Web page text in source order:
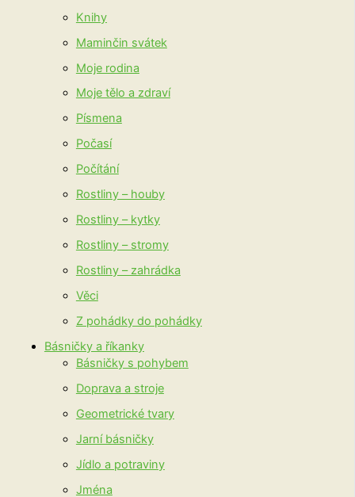
Knihy
Maminčin svátek
Moje rodina
Moje tělo a zdraví
Písmena
Počasí
Počítání
Rostliny – houby
Rostliny – kytky
Rostliny – stromy
Rostliny – zahrádka
Věci
Z pohádky do pohádky
Básničky a říkanky
Básničky s pohybem
Doprava a stroje
Geometrické tvary
Jarní básničky
Jídlo a potraviny
Jména